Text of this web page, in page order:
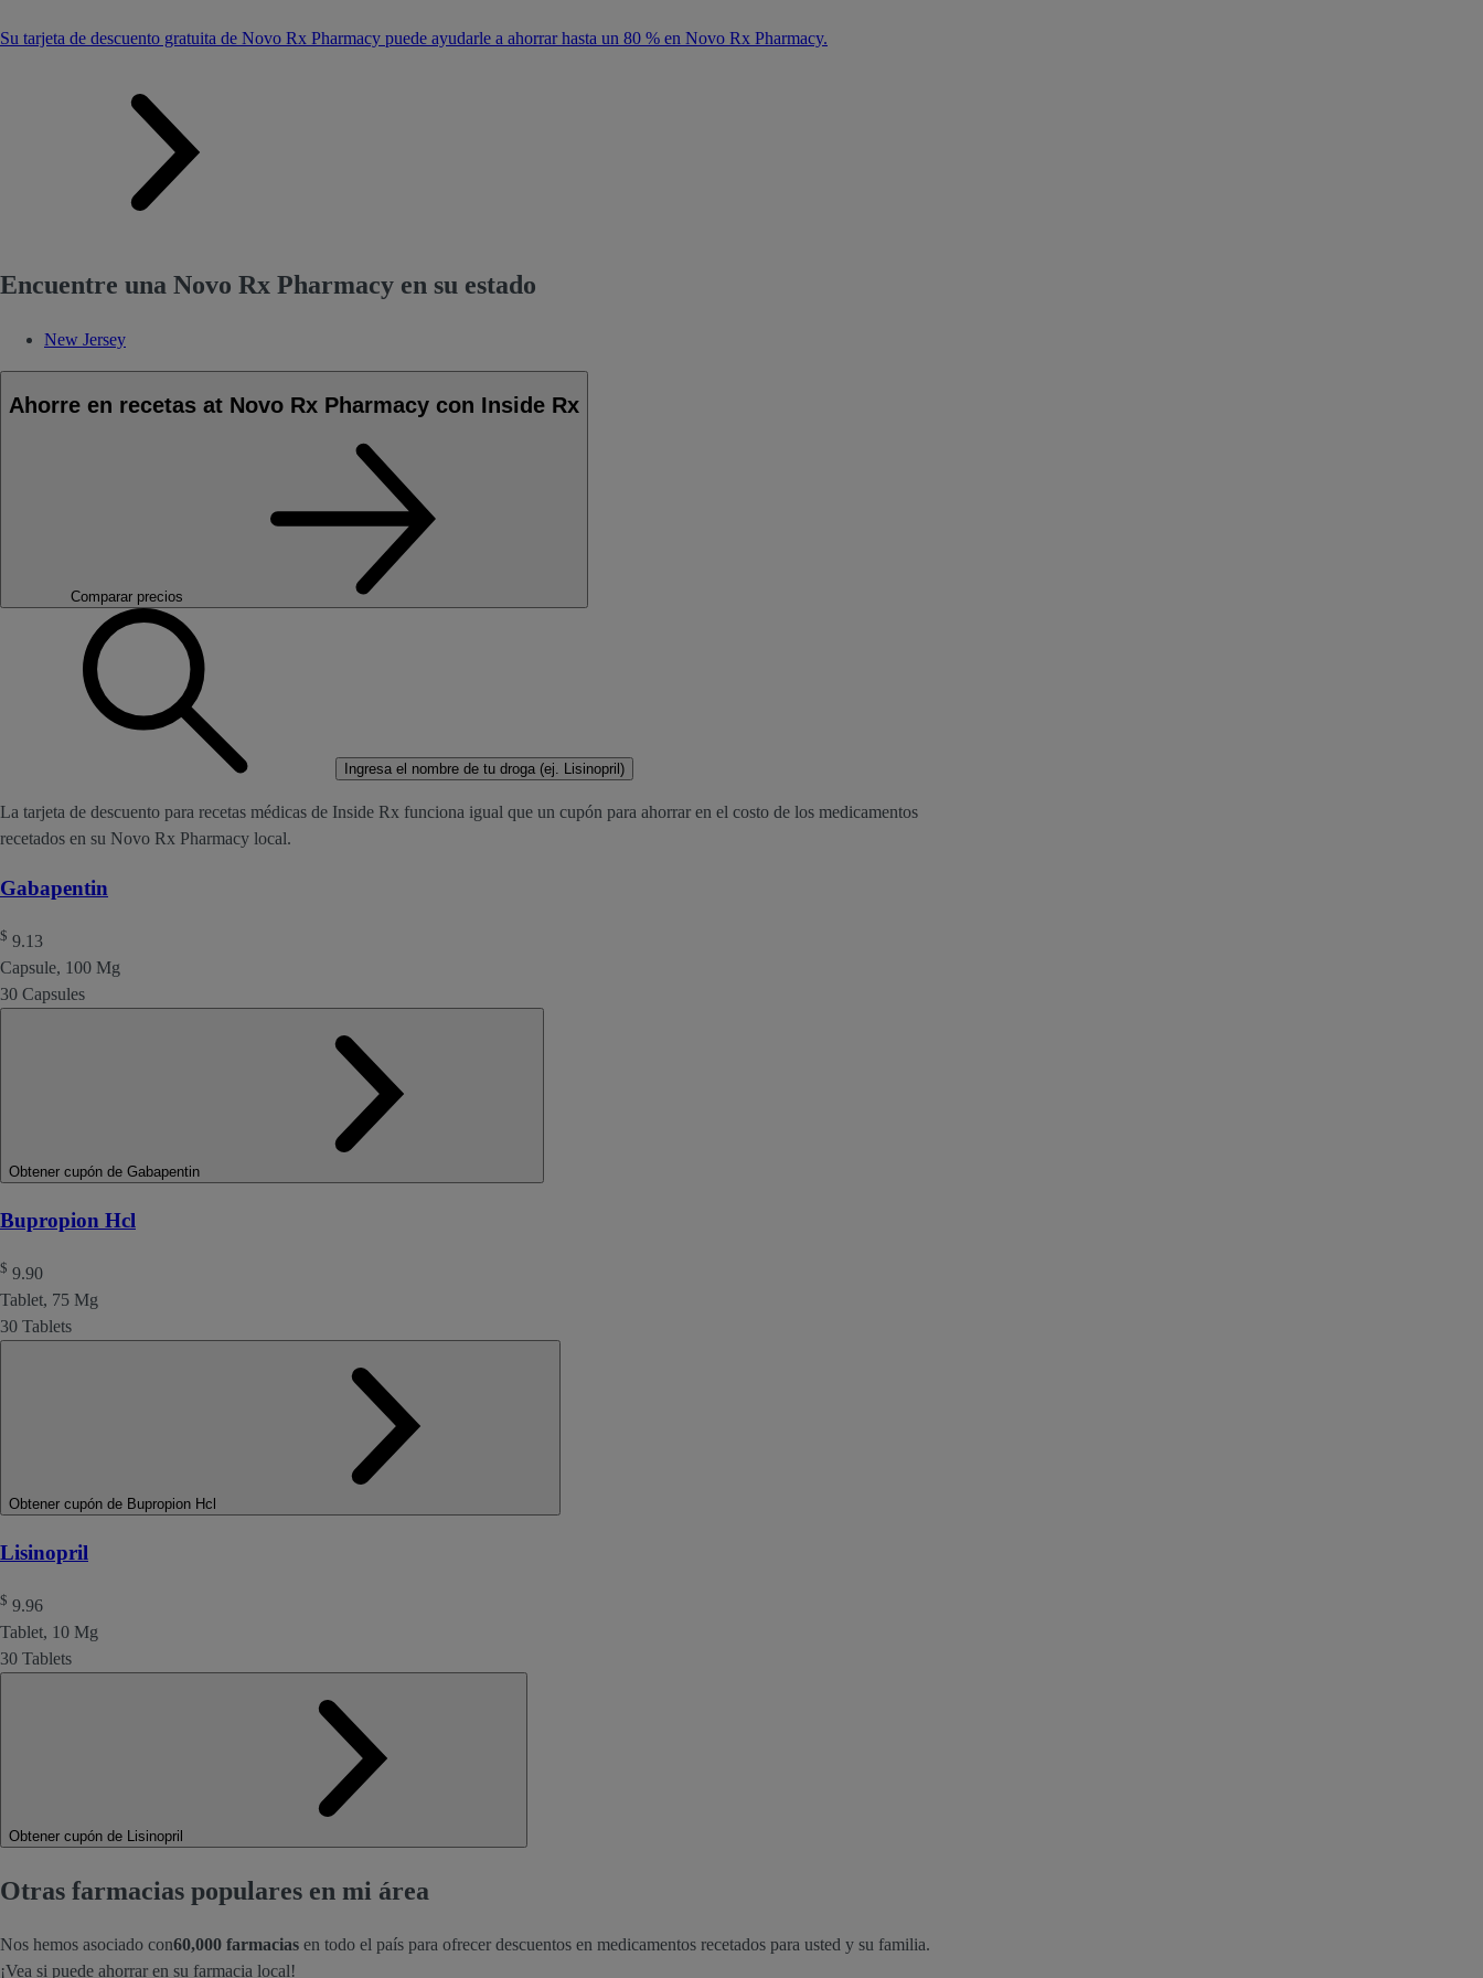
Su tarjeta de descuento gratuita de Novo Rx Pharmacy puede ayudarle a ahorrar hasta un 80 % en Novo Rx Pharmacy.
Encuentre una Novo Rx Pharmacy en su estado
New Jersey
Ahorre en recetas at Novo Rx Pharmacy con Inside Rx
Comparar precios
Ingresa el nombre de tu droga (ej. Lisinopril)
La tarjeta de descuento para recetas médicas de Inside Rx funciona igual que un cupón para ahorrar en el costo de los medicamentos
recetados en su Novo Rx Pharmacy local.
Gabapentin
$ 9.13
Capsule, 100 Mg
30 Capsules
Obtener cupón de Gabapentin
Bupropion Hcl
$ 9.90
Tablet, 75 Mg
30 Tablets
Obtener cupón de Bupropion Hcl
Lisinopril
$ 9.96
Tablet, 10 Mg
30 Tablets
Obtener cupón de Lisinopril
Otras farmacias populares en mi área
Nos hemos asociado con60,000 farmacias en todo el país para ofrecer descuentos en medicamentos recetados para usted y su familia.
¡Vea si puede ahorrar en su farmacia local!